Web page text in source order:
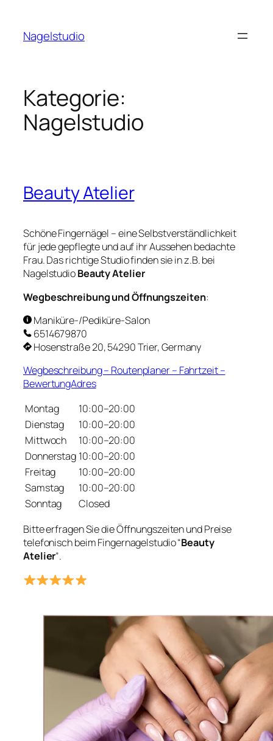
springen
Nagelstudio
Kategorie:
Nagelstudio
Beauty Atelier
Schöne Fingernägel – eine Selbstverständlichkeit
für jede gepflegte und auf ihr Aussehen bedachte
Frau. Das richtige Studio finden sie in z.B. bei
NagelstudioBeauty Atelier
Wegbeschreibung und Öffnungszeiten:
Maniküre-/Pediküre-Salon
6514679870
Hosenstraße 20, 54290 Trier, Germany
Wegbeschreibung – Routenplaner – Fahrtzeit –
BewertungAdres
Montag
10:00–20:00
Dienstag
10:00–20:00
Mittwoch
10:00–20:00
Donnerstag 10:00–20:00
Freitag
10:00–20:00
Samstag
10:00–20:00
Sonntag
Closed
Bitte erfragen Sie die Öffnungszeiten und Preise
telefonisch beim Fingernagelstudio “Beauty
Atelier“.